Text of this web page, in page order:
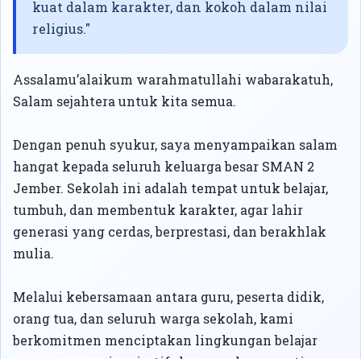
kuat dalam karakter, dan kokoh dalam nilai
religius."
Assalamu’alaikum warahmatullahi wabarakatuh,
Salam sejahtera untuk kita semua.
Dengan penuh syukur, saya menyampaikan salam
hangat kepada seluruh keluarga besar SMAN 2
Jember. Sekolah ini adalah tempat untuk belajar,
tumbuh, dan membentuk karakter, agar lahir
generasi yang cerdas, berprestasi, dan berakhlak
mulia.
Melalui kebersamaan antara guru, peserta didik,
orang tua, dan seluruh warga sekolah, kami
berkomitmen menciptakan lingkungan belajar